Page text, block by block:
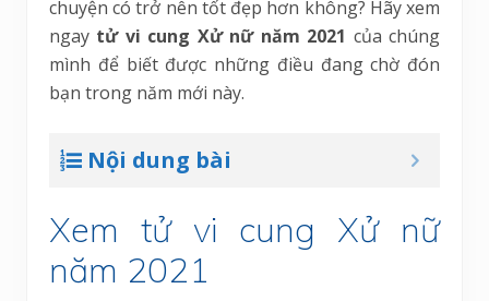
chuyện có trở nên tốt đẹp hơn không? Hãy xem
ngay tử vi cung Xử nữ năm 2021 của chúng
mình để biết được những điều đang chờ đón
bạn trong năm mới này.
Nội dung bài
Xem tử vi cung Xử nữ
năm 2021